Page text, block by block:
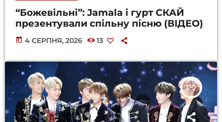
“Божевільні”: Jamala і гурт СКАЙ
презентували спільну пісню (ВІДЕО)
today 4 СЕРПНЯ, 2026 13
insert_link